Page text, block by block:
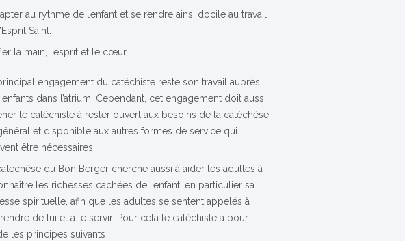
au rythme de l’enfant et se rendre ainsi docile au travail
Saint.
la main, l’esprit et le cœur.
principal engagement du catéchiste reste son travail auprès
dans l’atrium. Cependant, cet engagement doit aussi
le catéchiste à rester ouvert aux besoins de la catéchèse
et disponible aux autres formes de service qui
être nécessaires.
du Bon Berger cherche aussi à aider les adultes à
les richesses cachées de l’enfant, en particulier sa
spirituelle, afin que les adultes se sentent appelés à
de lui et à le servir. Pour cela le catéchiste a pour
les principes suivants :